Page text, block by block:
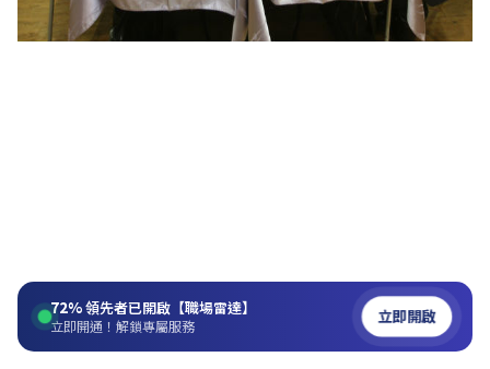
72%領先者已開啟【職場雷達】
立即開通！解鎖專屬服務 立即開啟